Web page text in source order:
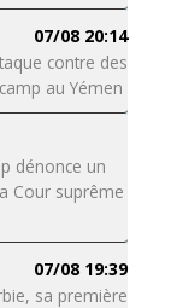
07/08 20:14
contre des
au Yémen
dénonce un
Cour suprême
07/08 19:39
sa première